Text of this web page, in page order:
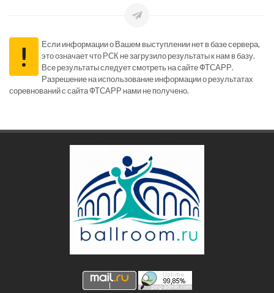
!
Если информации о Вашем выступлении нет в базе сервера,
это означает что РСК не загрузило результаты к нам в базу.
Все результаты следует смотреть на сайте ФТСАРР.
Разрешение на использование информации о результатах
соревнований с сайта ФТСАРР нами не получено.